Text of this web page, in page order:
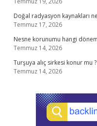
Doğal radyasyon kaynakları
Temmuz 17, 2026
Nesne korunumu hangi
Temmuz 14, 2026
Turşuya alıç sirkesi konur mu ?
Temmuz 14, 2026